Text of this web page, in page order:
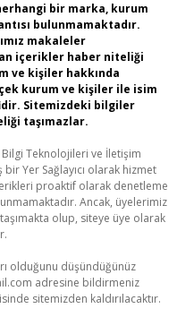
bir marka, kurum
bulunmamaktadır.
makaleler
içerikler haber niteliği
ve kişiler hakkında
kurum ve kişiler ile isim
Sitemizdeki bilgiler
taşımazlar.
Bilgi Teknolojileri ve İletişim
Yer Sağlayıcı olarak hizmet
proaktif olarak denetleme
Ancak, üyelerimiz
olup, siteye üye olarak
olduğunu düşündüğünüz
adresine bildirmeniz
sitemizden kaldırılacaktır.